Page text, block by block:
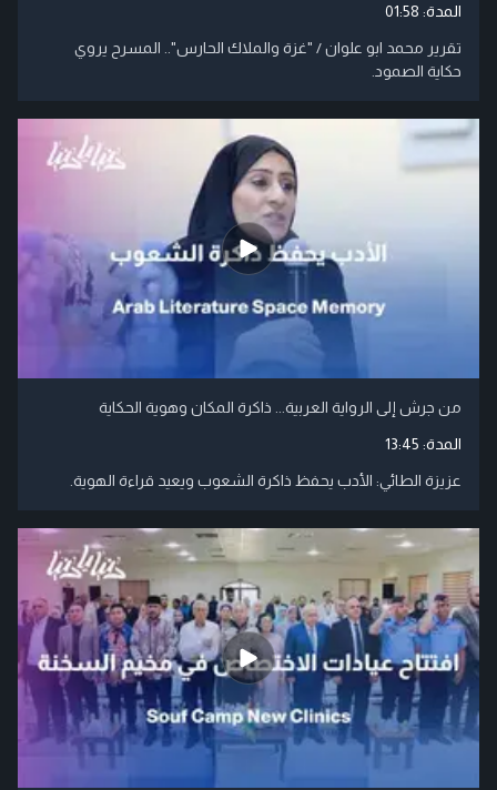
المدة: 01:58
تقرير محمد ابو علوان / "غزة والملاك الحارس".. المسرح يروي
حكاية الصمود.
من جرش إلى الرواية العربية... ذاكرة المكان وهوية الحكاية
المدة: 13:45
عزيزة الطائي: الأدب يحفظ ذاكرة الشعوب ويعيد قراءة الهوية.